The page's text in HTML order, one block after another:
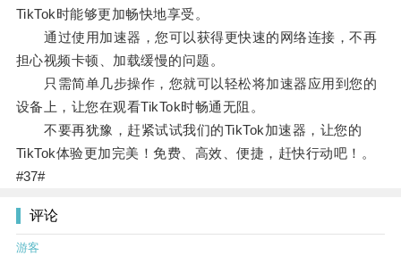
TikTok时能够更加畅快地享受。
通过使用加速器，您可以获得更快速的网络连接，不再
担心视频卡顿、加载缓慢的问题。
只需简单几步操作，您就可以轻松将加速器应用到您的
设备上，让您在观看TikTok时畅通无阻。
不要再犹豫，赶紧试试我们的TikTok加速器，让您的
TikTok体验更加完美！免费、高效、便捷，赶快行动吧！。
#37#
评论
游客